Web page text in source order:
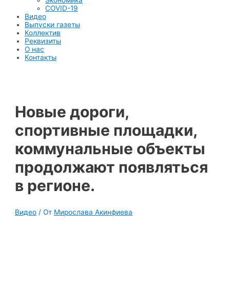
COVID-19
Видео
Выпуски газеты
Коллектив
Реквизиты
О нас
Контакты
Новые дороги,
спортивные площадки,
коммунальные объекты
продолжают появляться
в регионе.
Видео / От Мирослава Акинфиева